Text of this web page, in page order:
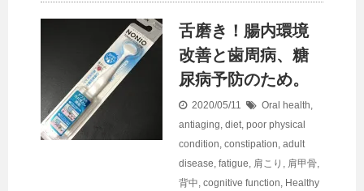
舌磨き！腸内環境
改善と歯周病、糖
尿病予防のため。
2020/05/11 Oral health,
antiaging, diet, poor physical
condition, constipation, adult
disease, fatigue, 肩こり , 肩甲骨,
背中, cognitive function, Healthy